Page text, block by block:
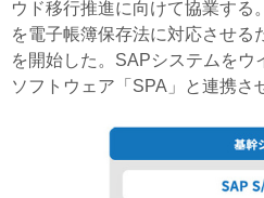
ウド移行推進に向けて協業する
を電子帳簿保存法に対応させる
を開始した。SAPシステムをウ
ソフトウェア「SPA」と連携さ